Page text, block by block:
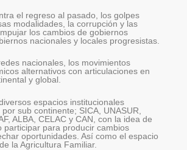
el regreso al pasado, los golpes
modalidades, la corrupción y las
los cambios de gobiernos
nacionales y locales progresistas.
nacionales, los movimientos
alternativos con articulaciones en
y global.
espacios institucionales
sub continente; SICA, UNASUR,
ALBA, CELAC y CAN, con la idea de
participar para producir cambios
oportunidades. Así como el espacio
la Agricultura Familiar.